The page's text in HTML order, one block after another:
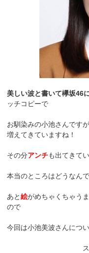
美しい波と書いて欅坂46
ッチコピーで
お馴染みの小池さんです
増えてきていますね！
その分アンチも出てきて
本当のところはどうなん
あと絵がめちゃくちゃう
ので
今回は小池美波さんにつ